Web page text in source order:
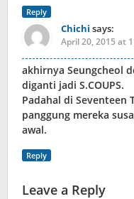
Reply
Chichi says:
April 20, 2015 at
akhirnya Seungcheol
diganti jadi S.COUPS.
Padahal di Seventeen
panggung mereka
awal.
Reply
Leave a Reply